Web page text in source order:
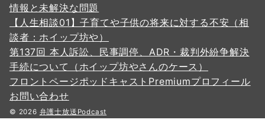
情報と未解決な問題
【人生相談01】子育てや子供の将来に対する不安（相
談者：ホイップ坊や）
第137回 本人訴訟、民事調停、ADR・裁判外紛争解決
手続について（ホイップ坊やさんのケース）
フロントページポッドキャスト Premiumプロフィール
お問い合わせ
© 2026 弁護士放送Podcast